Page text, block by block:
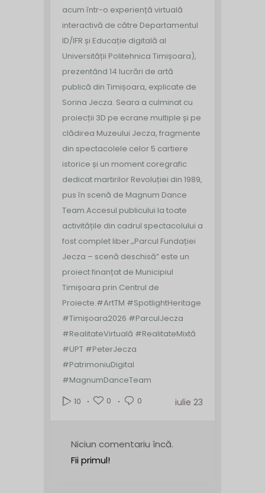
acum într-o experiență virtuală
interactivă de către Departamentul
ID/IFR și Educație digitală al
Universității Politehnica Timișoara),
prezentând 14 lucrări de artă
publică din Timișoara, explicate de
Sorina Jecza. Seara a culminat cu
proiecții 3D pe ecrane multiple și pe
clădirea Muzeului Jecza, fragmente
din spectacolele celor 5 cartiere
istorice și un moment coregrafic
dedicat martirilor Revoluției din 1989,
pus în scenă de Magnum Dance
Team.Accesul publicului la toate
activitățile din cadrul spectacolului a
fost complet liber.„Parcul Fundației
Jecza – scenă deschisă” este un
proiect finanțat de Municipiul
Timișoara prin Centrul de
Proiecte.#ArtTM #SpotlightHeritage
#Timișoara2026 #ParculJecza
#RealitateVirtuală #RealitateMixtă
#UPT #PeterJecza
#PatrimoniuDigital
#MagnumDanceTeam
10
0 0 iulie 23
Niciun comentariu încă.
Fii primul!